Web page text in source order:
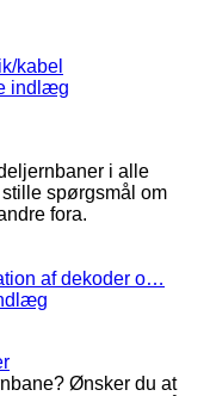
kabel
indlæg
i alle
spørgsmål om
fora.
af dekoder o…
Ønsker du at